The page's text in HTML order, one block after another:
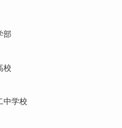
部
校
中学校